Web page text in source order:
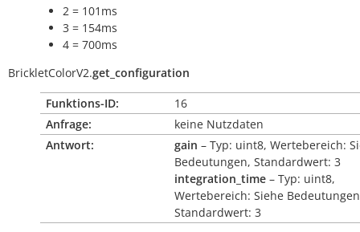
2 = 101ms
3 = 154ms
4 = 700ms
BrickletColorV2.get_configuration
Funktions-ID:
16
Anfrage:
keine Nutzdaten
Antwort:
gain – Typ: uint8, Wertebereich:
Bedeutungen, Standardwert: 3
integration_time – Typ: uint8,
Wertebereich: Siehe
Standardwert: 3